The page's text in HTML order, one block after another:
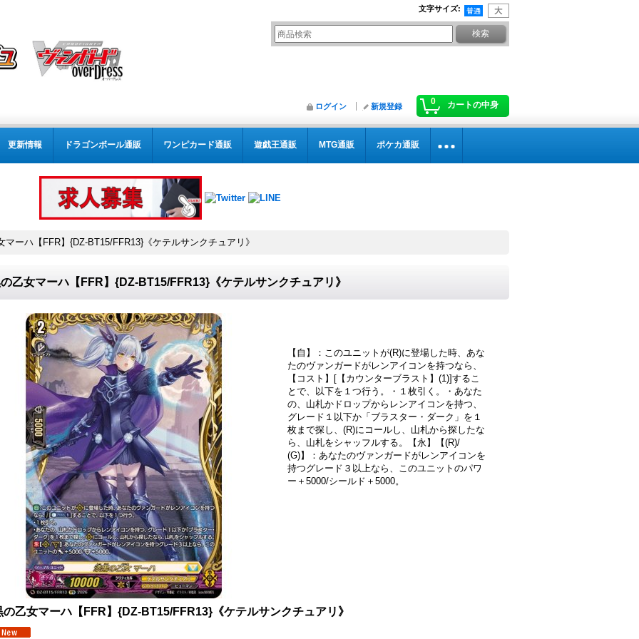
文字サイズ:
0 カートの中身
ログイン 新規登録
更新情報 ドラゴンボール通販 ワンピカード通販 遊戯王通販 MTG通販 ポケカ通販
マーハ【FFR】{DZ-BT15/FFR13}《ケテルサンクチュアリ》
乙女マーハ【FFR】{DZ-BT15/FFR13}《ケテルサンクチュアリ》
【自】：このユニットが(R)に登場した時、あな
たのヴァンガードがレンアイコンを持つなら、
【コスト】[【カウンターブラスト】(1)]するこ
とで、以下を１つ行う。・１枚引く。・あなた
の、山札かドロップからレンアイコンを持つ、
グレード１以下か「ブラスター・ダーク」を１
枚まで探し、(R)にコールし、山札から探したな
ら、山札をシャッフルする。【永】【(R)/
(G)】：あなたのヴァンガードがレンアイコンを
持つグレード３以上なら、このユニットのパワ
ー＋5000/シールド＋5000。
の乙女マーハ【FFR】{DZ-BT15/FFR13}《ケテルサンクチュアリ》